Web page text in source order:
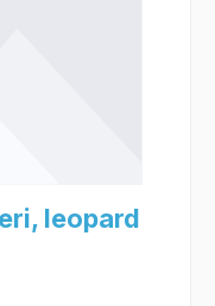
leopard